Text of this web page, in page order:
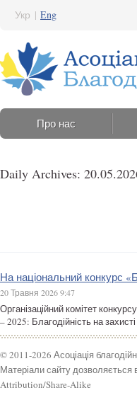
Укр | Eng
Про нас
Daily Archives:
На національний конкурс
20 Травня 2026 9:47
Організаційний комітет
– 2025: Благодійність на
© 2011-2026 Асоціація
Матеріали сайту дозволяється
Attribution/Share-Alike